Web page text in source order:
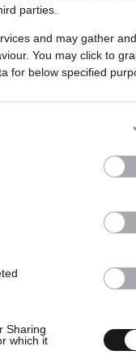
parties.
and may gather
You may click to
for below specified
Sharing
which it